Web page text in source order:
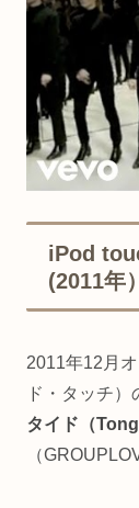
iPod
(2011年）
2011年12月
ド・タッチ
タイド（
（